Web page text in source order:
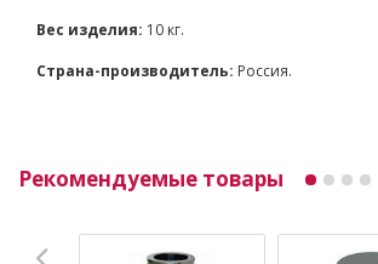
Вес изделия: 10 кг.
Страна-производитель: Россия.
Рекомендуемые товары